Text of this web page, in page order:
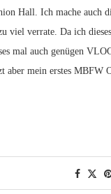
Hall. Ich mache auch
viel verrate. Da ich
mal auch genügen
aber mein erstes MBFW